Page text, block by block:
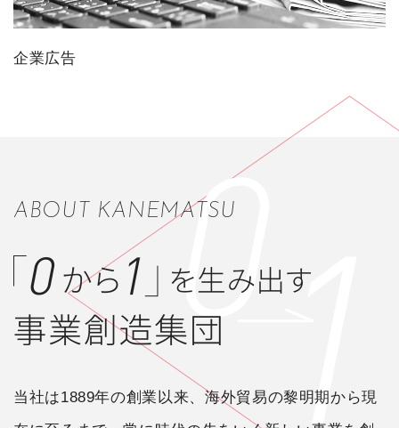
企業広告
ABOUT KANEMATSU
当社は1889年の創業以来、海外貿易の黎明期から現